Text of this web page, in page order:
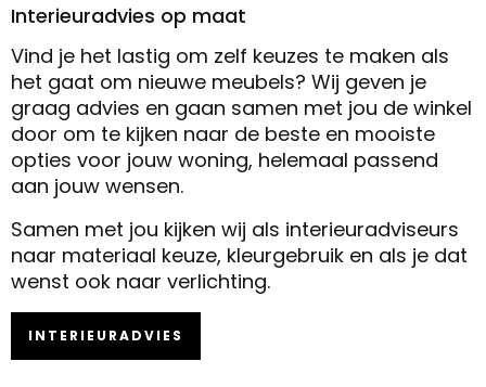
Interieuradvies op maat
Vind je het lastig om zelf keuzes te maken als
het gaat om nieuwe meubels? Wij geven je
graag advies en gaan samen met jou de winkel
door om te kijken naar de beste en mooiste
opties voor jouw woning, helemaal passend
aan jouw wensen.
Samen met jou kijken wij als interieuradviseurs
naar materiaal keuze, kleurgebruik en als je dat
wenst ook naar verlichting.
INTERIEURADVIES